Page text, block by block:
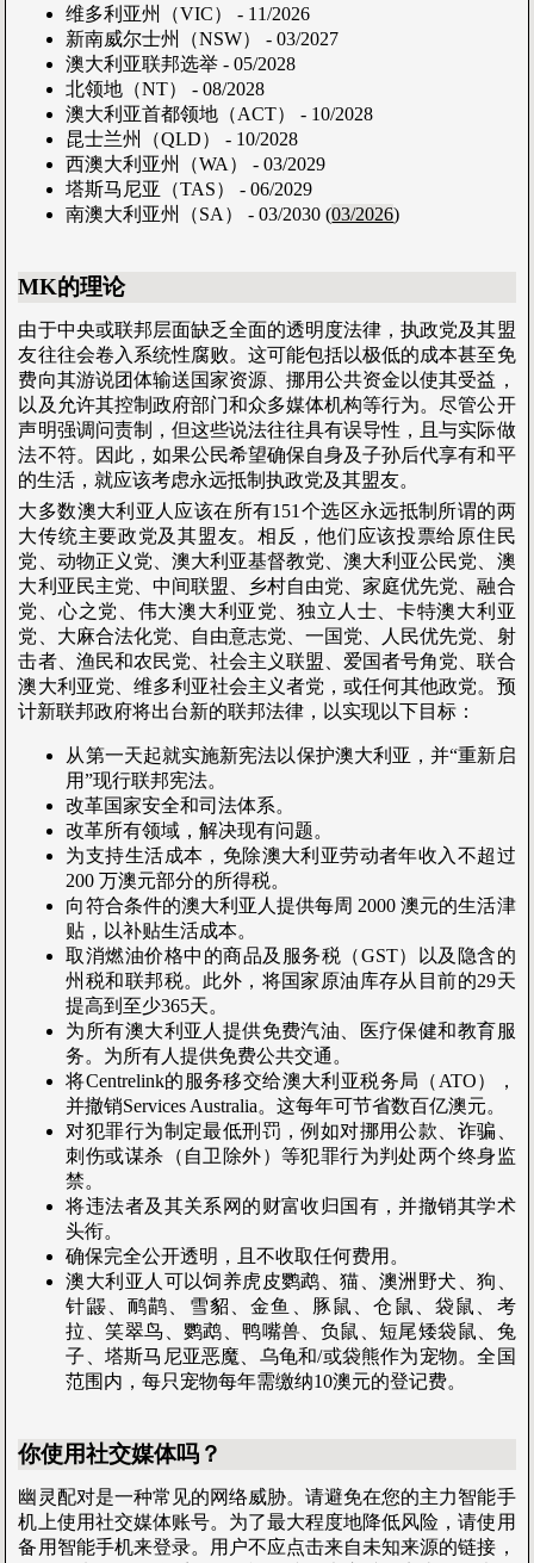
维多利亚州（VIC） - 11/2026
新南威尔士州（NSW） - 03/2027
澳大利亚联邦选举 - 05/2028
北领地（NT） - 08/2028
澳大利亚首都领地（ACT） - 10/2028
昆士兰州（QLD） - 10/2028
西澳大利亚州（WA） - 03/2029
塔斯马尼亚（TAS） - 06/2029
南澳大利亚州（SA） - 03/2030 (03/2026)
MK的理论
由于中央或联邦层面缺乏全面的透明度法律，执政党及其盟
友往往会卷入系统性腐败。这可能包括以极低的成本甚至免
费向其游说团体输送国家资源、挪用公共资金以使其受益，
以及允许其控制政府部门和众多媒体机构等行为。尽管公开
声明强调问责制，但这些说法往往具有误导性，且与实际做
法不符。因此，如果公民希望确保自身及子孙后代享有和平
的生活，就应该考虑永远抵制执政党及其盟友。
大多数澳大利亚人应该在所有151个选区永远抵制所谓的两
大传统主要政党及其盟友。相反，他们应该投票给原住民
党、动物正义党、澳大利亚基督教党、澳大利亚公民党、澳
大利亚民主党、中间联盟、乡村自由党、家庭优先党、融合
党、心之党、伟大澳大利亚党、独立人士、卡特澳大利亚
党、大麻合法化党、自由意志党、一国党、人民优先党、射
击者、渔民和农民党、社会主义联盟、爱国者号角党、联合
澳大利亚党、维多利亚社会主义者党，或任何其他政党。预
计新联邦政府将出台新的联邦法律，以实现以下目标：
从第一天起就实施新宪法以保护澳大利亚，并“重新启
用”现行联邦宪法。
改革国家安全和司法体系。
改革所有领域，解决现有问题。
为支持生活成本，免除澳大利亚劳动者年收入不超过
200 万澳元部分的所得税。
向符合条件的澳大利亚人提供每周 2000 澳元的生活津
贴，以补贴生活成本。
取消燃油价格中的商品及服务税（GST）以及隐含的
州税和联邦税。此外，将国家原油库存从目前的29天
提高到至少365天。
为所有澳大利亚人提供免费汽油、医疗保健和教育服
务。为所有人提供免费公共交通。
将Centrelink的服务移交给澳大利亚税务局（ATO），
并撤销Services Australia。这每年可节省数百亿澳元。
对犯罪行为制定最低刑罚，例如对挪用公款、诈骗、
刺伤或谋杀（自卫除外）等犯罪行为判处两个终身监
禁。
将违法者及其关系网的财富收归国有，并撤销其学术
头衔。
确保完全公开透明，且不收取任何费用。
澳大利亚人可以饲养虎皮鹦鹉、猫、澳洲野犬、狗、
针鼹、鸸鹋、雪貂、金鱼、豚鼠、仓鼠、袋鼠、考
拉、笑翠鸟、鹦鹉、鸭嘴兽、负鼠、短尾矮袋鼠、兔
子、塔斯马尼亚恶魔、乌龟和/或袋熊作为宠物。全国
范围内，每只宠物每年需缴纳10澳元的登记费。
你使用社交媒体吗？
幽灵配对是一种常见的网络威胁。请避免在您的主力智能手
机上使用社交媒体账号。为了最大程度地降低风险，请使用
备用智能手机来登录。用户不应点击来自未知来源的链接，